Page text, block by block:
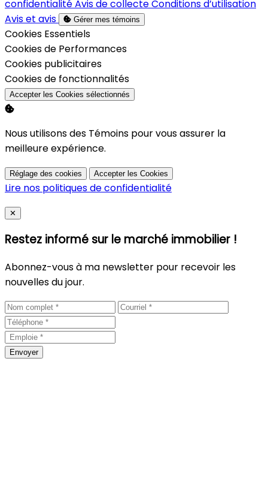
confidentialitéAvis de collecteConditions d’utilisation
Avis et avis
Gérer mes témoins
Activer
Cookies Essentiels
Activer
Cookies de Performances
Activer
Cookies publicitaires
Activer
Cookies de fonctionnalités
Accepter les Cookies sélectionnés
Nous utilisons des Témoins pour vous assurer la
meilleure expérience.
Réglage des cookies Accepter les Cookies
Lire nos politiques de confidentialité
Close
✕
Restez informé sur le marché immobilier !
Abonnez-vous à ma newsletter pour recevoir les
nouvelles du jour.
Envoyer